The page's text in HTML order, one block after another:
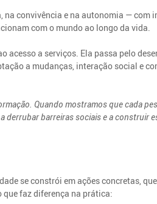
convivência e na autonomia — com
com o mundo ao longo da vida.
acesso a serviços. Ela passa pelo
a mudanças, interação social e
Quando mostramos que cada
derrubar barreiras sociais e a construir
se constrói em ações concretas,
que faz diferença na prática: